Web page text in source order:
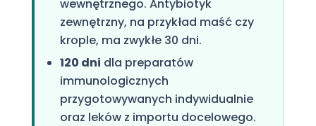
wewnętrznego. Antybiotyk
zewnętrzny, na przykład maść czy
krople, ma zwykłe 30 dni.
120 dni dla preparatów
immunologicznych
przygotowywanych indywidualnie
oraz leków z importu docelowego.